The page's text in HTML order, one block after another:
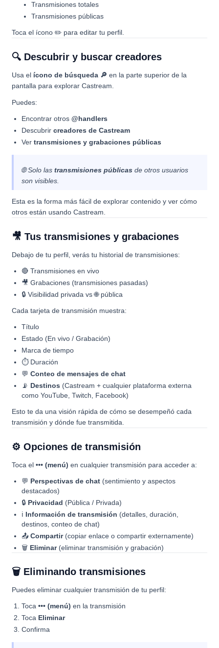
Transmisiones totales
Transmisiones públicas
Toca el ícono ✏️ para editar tu perfil.
🔍 Descubrir y buscar creadores
Usa el ícono de búsqueda 🔎 en la parte superior de la
pantalla para explorar Castream.
Puedes:
Encontrar otros @handlers
Descubrir creadores de Castream
Ver transmisiones y grabaciones públicas
🌐 Solo las transmisiones públicas de otros usuarios
son visibles.
Esta es la forma más fácil de explorar contenido y ver cómo
otros están usando Castream.
🎥 Tus transmisiones y grabaciones
Debajo de tu perfil, verás tu historial de transmisiones:
🔴 Transmisiones en vivo
🎥 Grabaciones (transmisiones pasadas)
🔒 Visibilidad privada vs 🌐 pública
Cada tarjeta de transmisión muestra:
Título
Estado (En vivo / Grabación)
Marca de tiempo
⏱ Duración
💬 Conteo de mensajes de chat
📡 Destinos (Castream + cualquier plataforma externa
como YouTube, Twitch, Facebook)
Esto te da una visión rápida de cómo se desempeñó cada
transmisión y dónde fue transmitida.
⚙️ Opciones de transmisión
Toca el ••• (menú) en cualquier transmisión para acceder a:
💬 Perspectivas de chat (sentimiento y aspectos
destacados)
🔒 Privacidad (Pública / Privada)
ℹ️ Información de transmisión (detalles, duración,
destinos, conteo de chat)
📤 Compartir(copiar enlace o compartir externamente)
🗑 Eliminar(eliminar transmisión y grabación)
🗑 Eliminando transmisiones
Puedes eliminar cualquier transmisión de tu perfil:
Toca ••• (menú) en la transmisión
Toca Eliminar
Confirma